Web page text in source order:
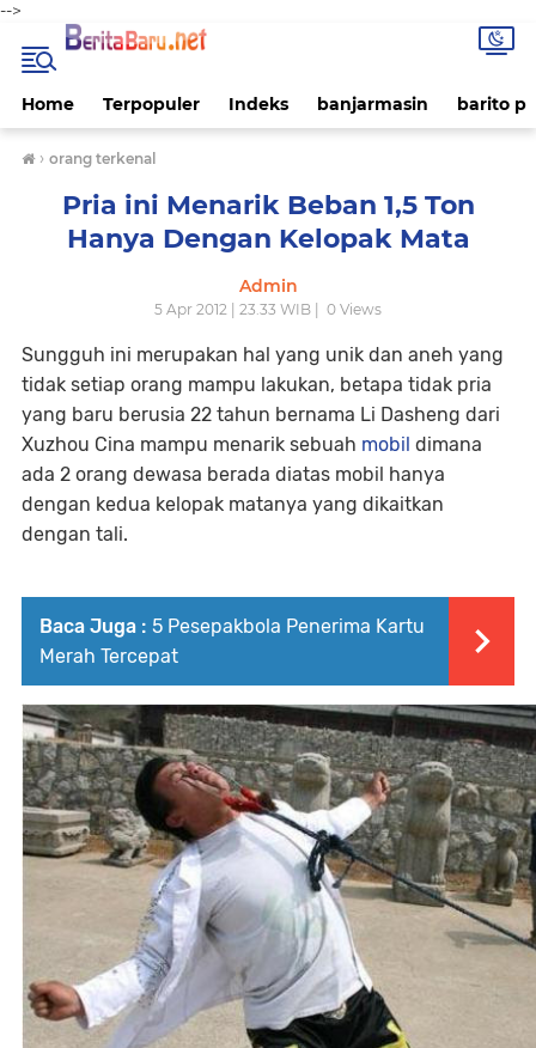
-->
Home Terpopuler Indeks banjarmasin barito
› orang terkenal
Pria ini Menarik Beban 1,5 Ton
Hanya Dengan Kelopak Mata
Admin
5 Apr 2012 | 23.33 WIB | 0 Views
Sungguh ini merupakan hal yang unik dan aneh yang
tidak setiap orang mampu lakukan, betapa tidak pria
yang baru berusia 22 tahun bernama Li Dasheng dari
Xuzhou Cina mampu menarik sebuah mobil dimana
ada 2 orang dewasa berada diatas mobil hanya
dengan kedua kelopak matanya yang dikaitkan
dengan tali.
Baca Juga : 5 Pesepakbola Penerima Kartu
Merah Tercepat